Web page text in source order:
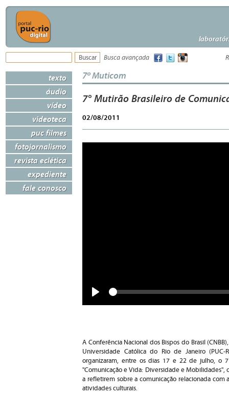
Busca avançada
texto
áudio
vídeo
videoteca
puc filmes
fotojornalismo
revista eclética
expediente
fale conosco
7º Muticom
7° Mutirão Brasileiro de
02/08/2011
Seek
A Conferência Nacional dos Bispos do Brasil
Universidade Católica do Rio de Janeiro
organizaram, entre os dias 17 e 22 de julho, o
"Comunicação e Vida: Diversidade e
a refletirem sobre a comunicação relacionada com
atividades culturais.